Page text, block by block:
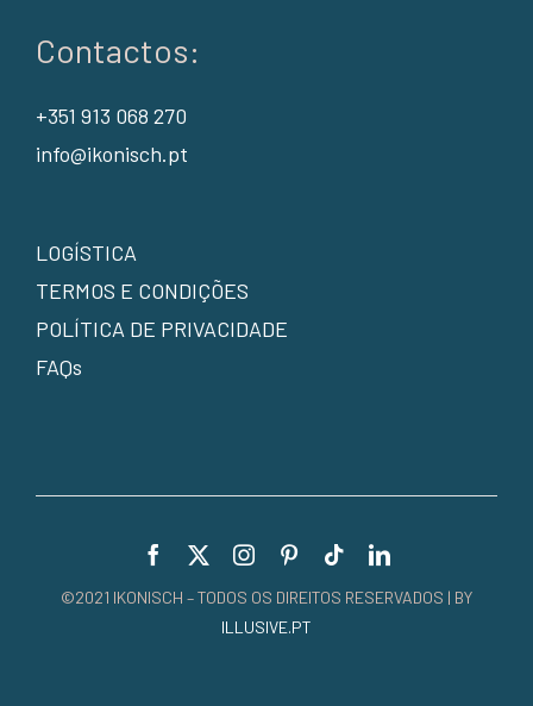
Contactos:
+351 913 068 270
info@ikonisch.pt
LOGÍSTICA
TERMOS E CONDIÇÕES
POLÍTICA DE PRIVACIDADE
FAQs
©2021 IKONISCH – TODOS OS DIREITOS RESERVADOS | BY
ILLUSIVE.PT